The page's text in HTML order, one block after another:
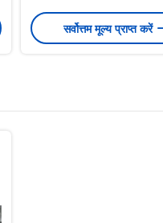
पाइप विनिर्माण प्रक्रिया
सर्वोत्तम मूल्य प्राप्त करें